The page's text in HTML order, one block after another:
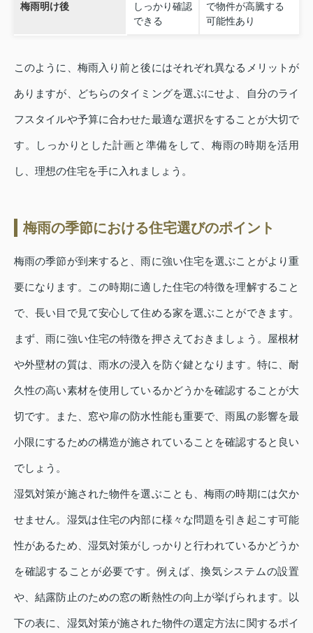
梅雨明け後
しっかり確認
できる
で物件が高騰する
可能性あり
このように、梅雨入り前と後にはそれぞれ異なるメリットが
ありますが、どちらのタイミングを選ぶにせよ、自分のライ
フスタイルや予算に合わせた最適な選択をすることが大切で
す。しっかりとした計画と準備をして、梅雨の時期を活用
し、理想の住宅を手に入れましょう。
梅雨の季節における住宅選びのポイント
梅雨の季節が到来すると、雨に強い住宅を選ぶことがより重
要になります。この時期に適した住宅の特徴を理解すること
で、長い目で見て安心して住める家を選ぶことができます。
まず、雨に強い住宅の特徴を押さえておきましょう。屋根材
や外壁材の質は、雨水の浸入を防ぐ鍵となります。特に、耐
久性の高い素材を使用しているかどうかを確認することが大
切です。また、窓や扉の防水性能も重要で、雨風の影響を最
小限にするための構造が施されていることを確認すると良い
でしょう。
湿気対策が施された物件を選ぶことも、梅雨の時期には欠か
せません。湿気は住宅の内部に様々な問題を引き起こす可能
性があるため、湿気対策がしっかりと行われているかどうか
を確認することが必要です。例えば、換気システムの設置
や、結露防止のための窓の断熱性の向上が挙げられます。以
下の表に、湿気対策が施された物件の選定方法に関するポイ